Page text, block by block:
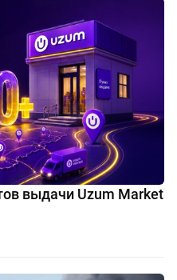
выдачи Uzum Market